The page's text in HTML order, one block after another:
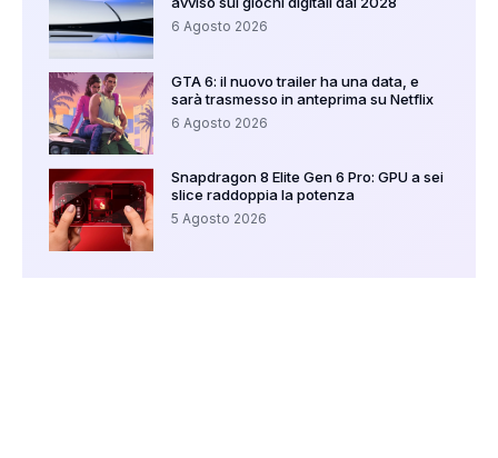
6 Agosto 2026
GTA 6: il nuovo trailer ha una data, e
sarà trasmesso in anteprima su Netflix
6 Agosto 2026
Snapdragon 8 Elite Gen 6 Pro: GPU a sei
slice raddoppia la potenza
5 Agosto 2026